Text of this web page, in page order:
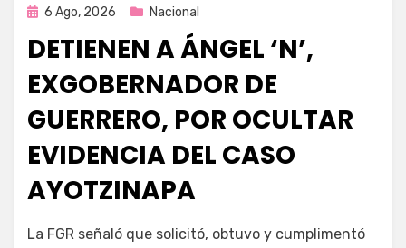
Publicada
6 Ago, 2026 Nacional
DETIENEN A ÁNGEL ‘N’,
EXGOBERNADOR DE
GUERRERO, POR OCULTAR
EVIDENCIA DEL CASO
AYOTZINAPA
porFernando Miranda Servín
La FGR señaló que solicitó, obtuvo y cumplimentó